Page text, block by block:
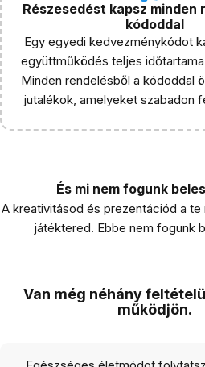
Részesedést kapsz minden
kódoddal
Egy egyedi kedvezménykódot
együttműködés teljes
Minden rendelésből a kódoddal
jutalékok, amelyeket szabadon
És mi nem fogunk
A kreativitásod és prezentációd a
játéktered. Ebbe nem fogunk
Van még néhány
működjön.